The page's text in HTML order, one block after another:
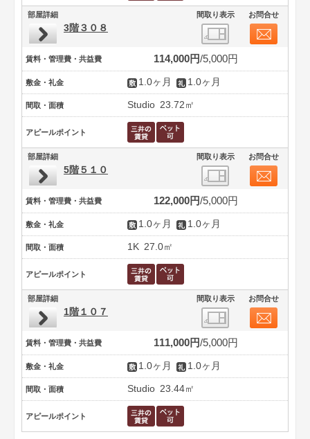
部屋詳細 間取り表示 お問合せ
3階３０８
賃料・管理費・共益費 114,000円 5,000円
敷金・礼金 1.0ヶ月 1.0ヶ月
間取・面積 Studio 23.72㎡
アピールポイント
部屋詳細 間取り表示 お問合せ
5階５１０
賃料・管理費・共益費 122,000円 5,000円
敷金・礼金 1.0ヶ月 1.0ヶ月
間取・面積 1K 27.0㎡
アピールポイント
部屋詳細 間取り表示 お問合せ
1階１０７
賃料・管理費・共益費 111,000円 5,000円
敷金・礼金 1.0ヶ月 1.0ヶ月
間取・面積 Studio 23.44㎡
アピールポイント